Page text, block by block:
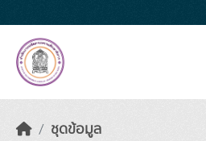
ชุดข้อมูล